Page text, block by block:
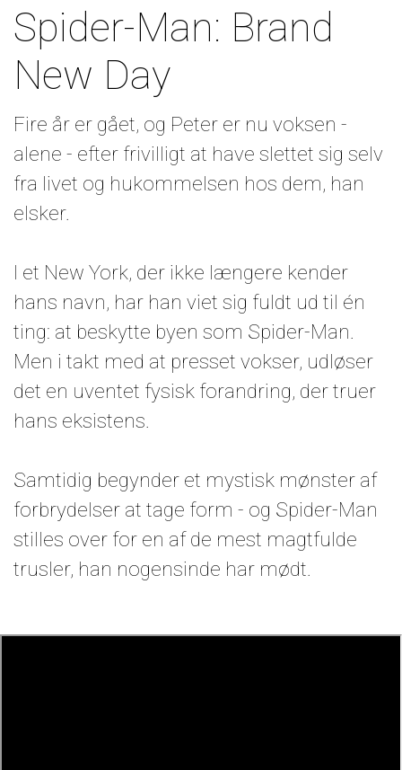
Spider-Man: Brand
New Day
Fire år er gået, og Peter er nu voksen -
alene - efter frivilligt at have slettet sig selv
fra livet og hukommelsen hos dem, han
elsker.
I et New York, der ikke længere kender
hans navn, har han viet sig fuldt ud til én
ting: at beskytte byen som Spider-Man.
Men i takt med at presset vokser, udløser
det en uventet fysisk forandring, der truer
hans eksistens.
Samtidig begynder et mystisk mønster af
forbrydelser at tage form - og Spider-Man
stilles over for en af de mest magtfulde
trusler, han nogensinde har mødt.